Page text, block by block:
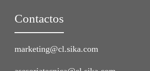
Contactos
marketing@cl.sika.com